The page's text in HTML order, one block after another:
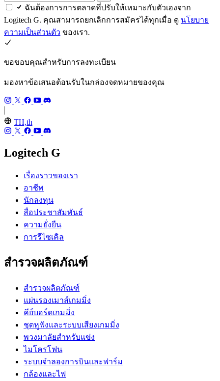
ฉันต้องการการตลาดที่ปรับให้เหมาะกับตัวเองจาก
Logitech G. คุณสามารถยกเลิกการสมัครได้ทุกเมื่อ ดู นโยบาย
ความเป็นส่วนตัว ของเรา.
ขอขอบคุณสำหรับการลงทะเบียน
มองหาข้อเสนอต้อนรับในกล่องจดหมายของคุณ
TH,th
Logitech G
เรื่องราวของเรา
อาชีพ
นักลงทุน
สื่อประชาสัมพันธ์
ความยั่งยืน
การรีไซเคิล
สำรวจผลิตภัณฑ์
สำรวจผลิตภัณฑ์
แผ่นรองเมาส์เกมมิ่ง
คีย์บอร์ดเกมมิ่ง
ชุดหูฟังและระบบเสียงเกมมิ่ง
พวงมาลัยสำหรับแข่ง
ไมโครโฟน
ระบบจำลองการบินและฟาร์ม
กล้องและไฟ